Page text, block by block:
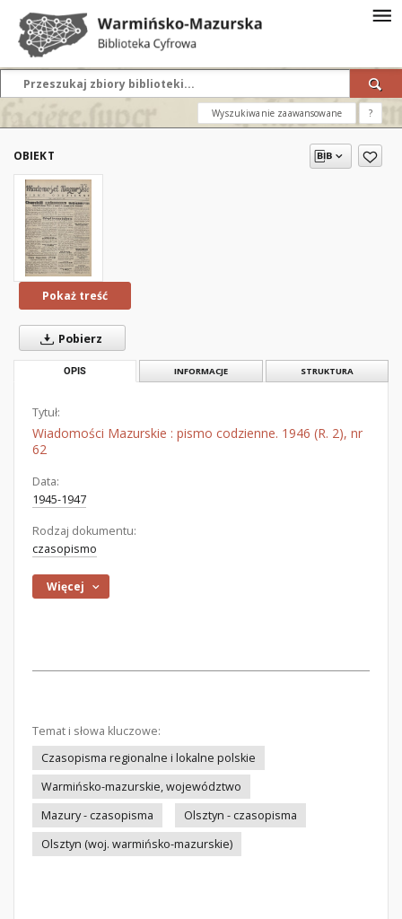
Wyszukiwanie zaawansowane ?
OBIEKT
Pokaż treść
Pobierz
OPIS INFORMACJE STRUKTURA
Tytuł:
Wiadomości Mazurskie : pismo codzienne. 1946 (R. 2), nr
62
Data:
1945-1947
Rodzaj dokumentu:
czasopismo
Więcej
Temat i słowa kluczowe:
Czasopisma regionalne i lokalne polskie
Warmińsko-mazurskie, województwo
Mazury - czasopisma
Olsztyn - czasopisma
Olsztyn (woj. warmińsko-mazurskie)